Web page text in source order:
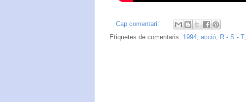
Cap comentari:
Etiquetes de comentaris: 1994, acció, R - S - T,